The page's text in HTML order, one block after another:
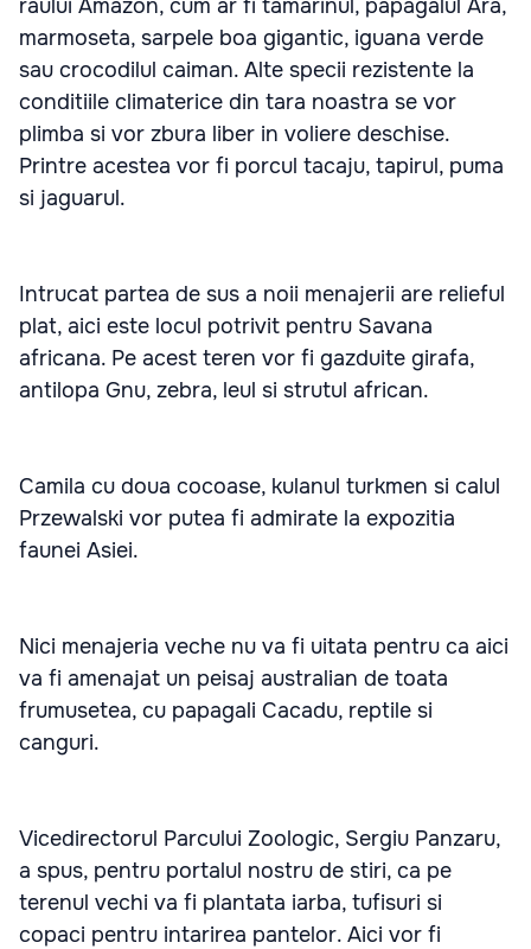
raului Amazon, cum ar fi tamarinul, papagalul Ara,
marmoseta, sarpele boa gigantic, iguana verde
sau crocodilul caiman. Alte specii rezistente la
conditiile climaterice din tara noastra se vor
plimba si vor zbura liber in voliere deschise.
Printre acestea vor fi porcul tacaju, tapirul, puma
si jaguarul.
Intrucat partea de sus a noii menajerii are relieful
plat, aici este locul potrivit pentru Savana
africana. Pe acest teren vor fi gazduite girafa,
antilopa Gnu, zebra, leul si strutul african.
Camila cu doua cocoase, kulanul turkmen si calul
Przewalski vor putea fi admirate la expozitia
faunei Asiei.
Nici menajeria veche nu va fi uitata pentru ca aici
va fi amenajat un peisaj australian de toata
frumusetea, cu papagali Cacadu, reptile si
canguri.
Vicedirectorul Parcului Zoologic, Sergiu Panzaru,
a spus, pentru portalul nostru de stiri, ca pe
terenul vechi va fi plantata iarba, tufisuri si
copaci pentru intarirea pantelor. Aici vor fi